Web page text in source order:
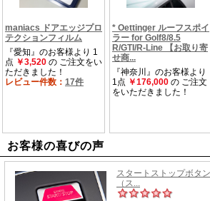
お客様の喜びの声